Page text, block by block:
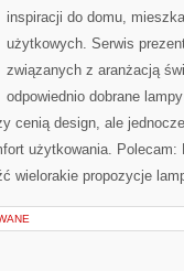
inspiracji do domu,
użytkowych. Serwis
związanych z aranżacją
odpowiednio dobrane
cenią design, ale
użytkowania. Polecam:
wielorakie propozycje